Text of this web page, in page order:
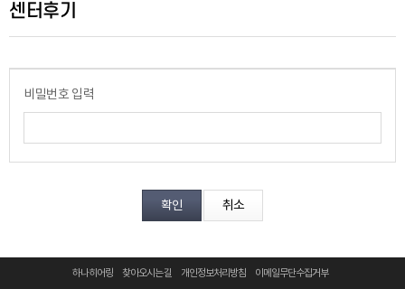
센터후기
비밀번호 입력
하나히어링 찾아오시는 길 개인정보처리방침 이메일무단수집거부
이름
센터
내용